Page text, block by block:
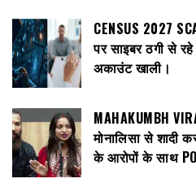
CENSUS 2027
पर साइबर ठगी से
अकाउंट खाली।
MAHAKUMBH
मोनालिसा से शादी
के आरोपों के साथ